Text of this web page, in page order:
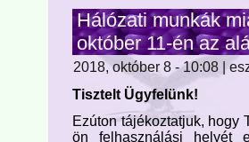
Hálózati munkák
október 11-én az
2018, október 8 - 10:08 |
Tisztelt Ügyfelünk!
Ezúton tájékoztatjuk, hogy
ön felhasználási helyét